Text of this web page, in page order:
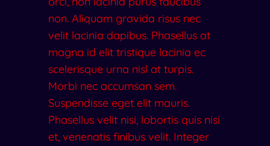
non. Aliquam gravida risus nec
velit lacinia dapibus. Phasellus at
magna id elit tristique lacinia ec
scelerisque urna nisl at turpis.
Morbi nec accumsan sem.
Suspendisse eget elit mauris.
Phasellus velit nisi, lobortis quis nisi
et, venenatis finibus velit. Integer